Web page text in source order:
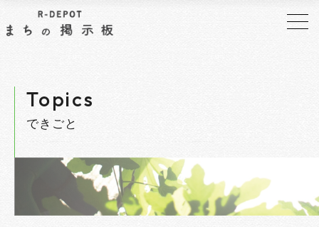
Topics
できごと